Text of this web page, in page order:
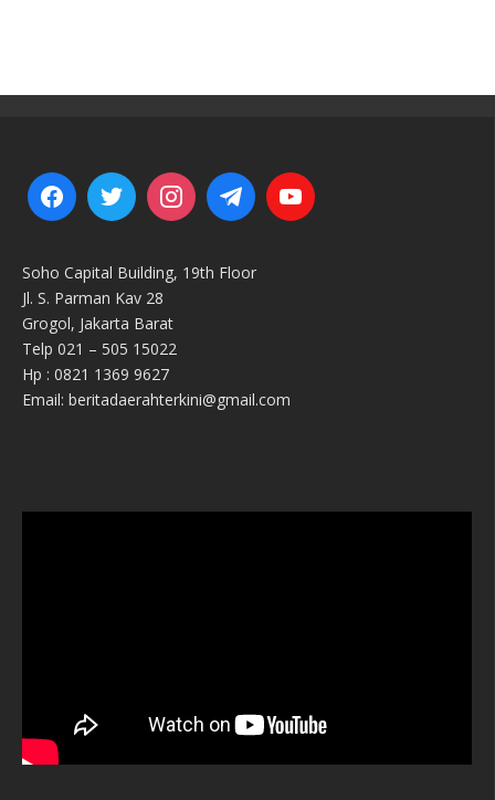
Soho Capital Building, 19th Floor
Jl. S. Parman Kav 28
Grogol, Jakarta Barat
Telp 021 – 505 15022
Hp : 0821 1369 9627
Email: beritadaerahterkini@gmail.com